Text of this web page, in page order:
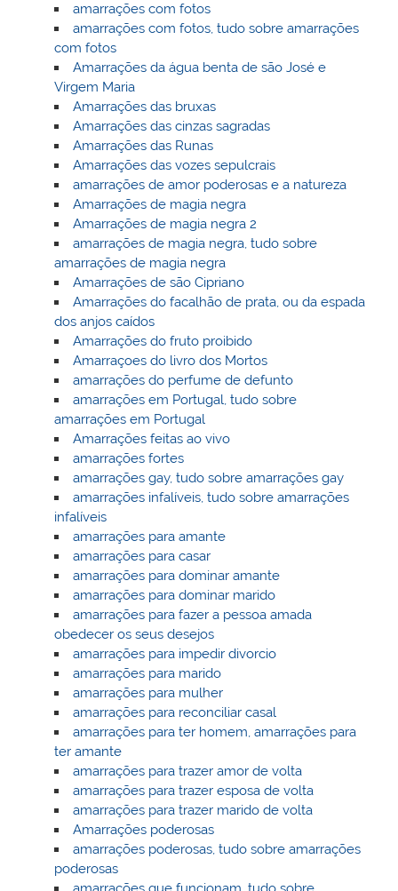
amarrações com fotos
amarrações com fotos, tudo sobre amarrações
com fotos
Amarrações da água benta de são José e
Virgem Maria
Amarrações das bruxas
Amarrações das cinzas sagradas
Amarrações das Runas
Amarrações das vozes sepulcrais
amarrações de amor poderosas e a natureza
Amarrações de magia negra
Amarrações de magia negra 2
amarrações de magia negra, tudo sobre
amarrações de magia negra
Amarrações de são Cipriano
Amarrações do facalhão de prata, ou da espada
dos anjos caídos
Amarrações do fruto proibido
Amarraçoes do livro dos Mortos
amarrações do perfume de defunto
amarrações em Portugal, tudo sobre
amarrações em Portugal
Amarrações feitas ao vivo
amarrações fortes
amarrações gay, tudo sobre amarrações gay
amarrações infalíveis, tudo sobre amarrações
infalíveis
amarrações para amante
amarrações para casar
amarrações para dominar amante
amarrações para dominar marido
amarrações para fazer a pessoa amada
obedecer os seus desejos
amarrações para impedir divorcio
amarrações para marido
amarrações para mulher
amarrações para reconciliar casal
amarrações para ter homem, amarrações para
ter amante
amarrações para trazer amor de volta
amarrações para trazer esposa de volta
amarrações para trazer marido de volta
Amarrações poderosas
amarrações poderosas, tudo sobre amarrações
poderosas